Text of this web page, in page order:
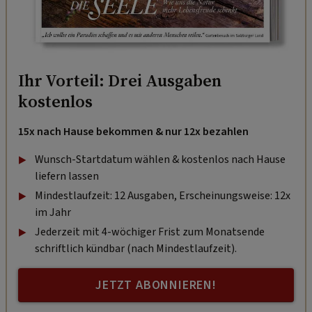
Ihr Vorteil: Drei Ausgaben
kostenlos
15x nach Hause bekommen & nur 12x bezahlen
Wunsch-Startdatum wählen & kostenlos nach Hause
liefern lassen
Mindestlaufzeit: 12 Ausgaben, Erscheinungsweise: 12x
im Jahr
Jederzeit mit 4-wöchiger Frist zum Monatsende
schriftlich kündbar (nach Mindestlaufzeit).
JETZT ABONNIEREN!